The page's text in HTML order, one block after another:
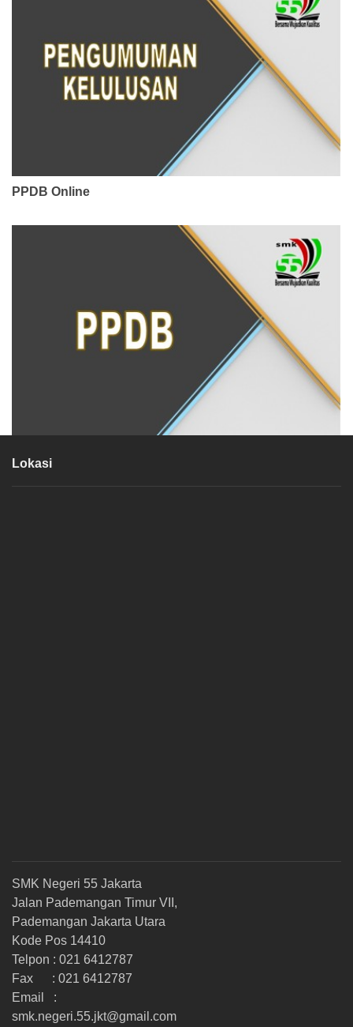
PPDB Online
Lokasi
SMK Negeri 55 Jakarta
Jalan Pademangan Timur VII,
Pademangan Jakarta Utara
Kode Pos 14410
Telpon : 021 6412787
Fax : 021 6412787
Email :
smk.negeri.55.jkt@gmail.com